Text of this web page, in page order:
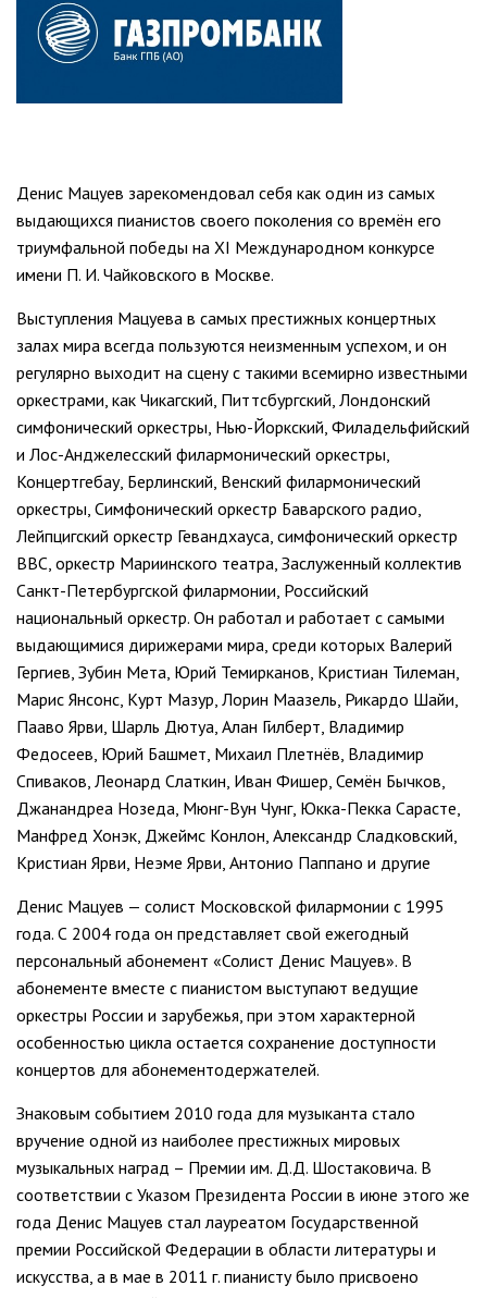
Денис Мацуев зарекомендовал себя как один из самых
выдающихся пианистов своего поколения со времён его
триумфальной победы на XI Международном конкурсе
имени П. И. Чайковского в Москве.
Выступления Мацуева в самых престижных концертных
залах мира всегда пользуются неизменным успехом, и он
регулярно выходит на сцену с такими всемирно известными
оркестрами, как Чикагский, Питтсбургский, Лондонский
симфонический оркестры, Нью-Йоркский, Филадельфийский
и Лос-Анджелесский филармонический оркестры,
Концертгебау, Берлинский, Венский филармонический
оркестры, Симфонический оркестр Баварского радио,
Лейпцигский оркестр Гевандхауса, симфонический оркестр
BBC, оркестр Мариинского театра, Заслуженный коллектив
Санкт-Петербургской филармонии, Российский
национальный оркестр. Он работал и работает с самыми
выдающимися дирижерами мира, среди которых Валерий
Гергиев, Зубин Мета, Юрий Темирканов, Кристиан Тилеман,
Марис Янсонс, Курт Мазур, Лорин Маазель, Рикардо Шайи,
Пааво Ярви, Шарль Дютуа, Алан Гилберт, Владимир
Федосеев, Юрий Башмет, Михаил Плетнёв, Владимир
Спиваков, Леонард Слаткин, Иван Фишер, Семён Бычков,
Джанандреа Нозеда, Мюнг-Вун Чунг, Юкка-Пекка Сарасте,
Манфред Хонэк, Джеймс Конлон, Александр Сладковский,
Кристиан Ярви, Неэме Ярви, Антонио Паппано и другие
Денис Мацуев — солист Московской филармонии с 1995
года. С 2004 года он представляет свой ежегодный
персональный абонемент «Солист Денис Мацуев». В
абонементе вместе с пианистом выступают ведущие
оркестры России и зарубежья, при этом характерной
особенностью цикла остается сохранение доступности
концертов для абонементодержателей.
Знаковым событием 2010 года для музыканта стало
вручение одной из наиболее престижных мировых
музыкальных наград – Премии им. Д.Д. Шостаковича. В
соответствии с Указом Президента России в июне этого же
года Денис Мацуев стал лауреатом Государственной
премии Российской Федерации в области литературы и
искусства, а в мае в 2011 г. пианисту было присвоено